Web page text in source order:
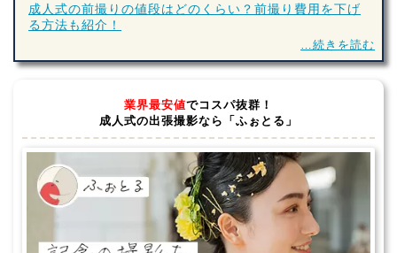
成人式の前撮りの値段はどのくらい？前撮り費用を下げ
る方法も紹介！
…続きを読む
業界最安値でコスパ抜群！
成人式の出張撮影なら「ふぉとる」